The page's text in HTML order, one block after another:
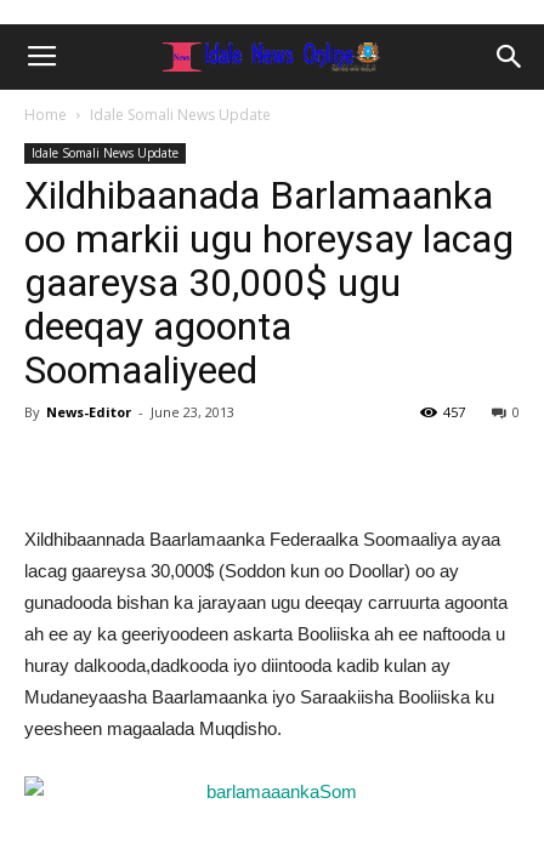
Home Idale Somali News Update
Idale Somali News Update
Xildhibaanada Barlamaanka
oo markii ugu horeysay lacag
gaareysa 30,000$ ugu
deeqay agoonta
Soomaaliyeed
By News-Editor - June 23, 2013 0
457
Xildhibaannada Baarlamaanka Federaalka Soomaaliya ayaa
lacag gaareysa 30,000$ (Soddon kun oo Doollar) oo ay
gunadooda bishan ka jarayaan ugu deeqay carruurta agoonta
ah ee ay ka geeriyoodeen askarta Booliiska ah ee naftooda u
huray dalkooda,dadkooda iyo diintooda kadib kulan ay
Mudaneyaasha Baarlamaanka iyo Saraakiisha Booliiska ku
yeesheen magaalada Muqdisho.